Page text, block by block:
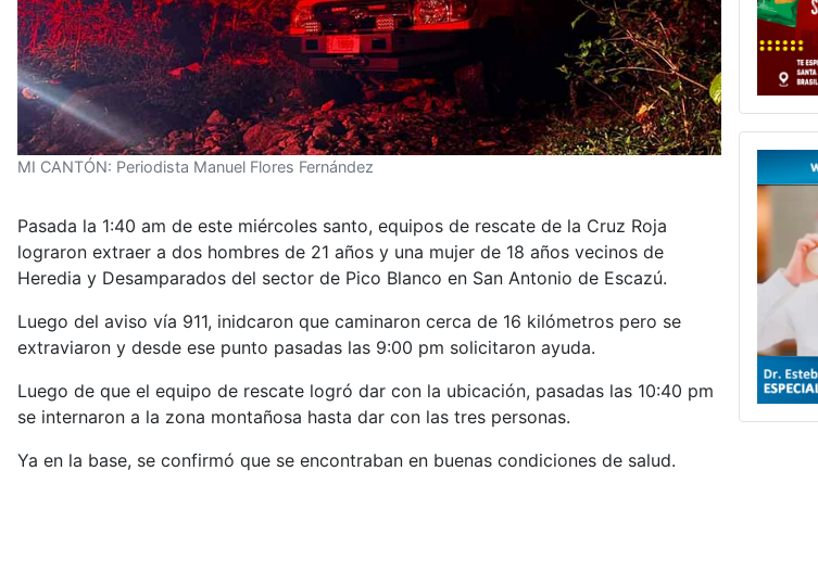
MI CANTÓN: Periodista Manuel Flores Fernández
Pasada la 1:40 am de este miércoles santo, equipos de rescate de la Cruz Roja
lograron extraer a dos hombres de 21 años y una mujer de 18 años vecinos de
Heredia y Desamparados del sector de Pico Blanco en San Antonio de Escazú.
Luego del aviso vía 911, inidcaron que caminaron cerca de 16 kilómetros pero se
extraviaron y desde ese punto pasadas las 9:00 pm solicitaron ayuda.
Luego de que el equipo de rescate logró dar con la ubicación, pasadas las 10:40 pm
se internaron a la zona montañosa hasta dar con las tres personas.
Ya en la base, se confirmó que se encontraban en buenas condiciones de salud.